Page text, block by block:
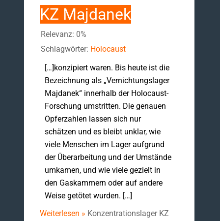
KZ Majdanek
Relevanz: 0%
Schlagwörter: Holocaust
[…]konzipiert waren. Bis heute ist die
Bezeichnung als „Vernichtungslager
Majdanek“ innerhalb der Holocaust-
Forschung umstritten. Die genauen
Opferzahlen lassen sich nur
schätzen und es bleibt unklar, wie
viele Menschen im Lager aufgrund
der Überarbeitung und der Umstände
umkamen, und wie viele gezielt in
den Gaskammern oder auf andere
Weise getötet wurden. […]
Weiterlesen » Konzentrationslager KZ